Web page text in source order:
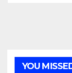
YOU